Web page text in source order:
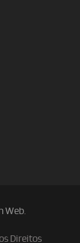
Web
Direitos